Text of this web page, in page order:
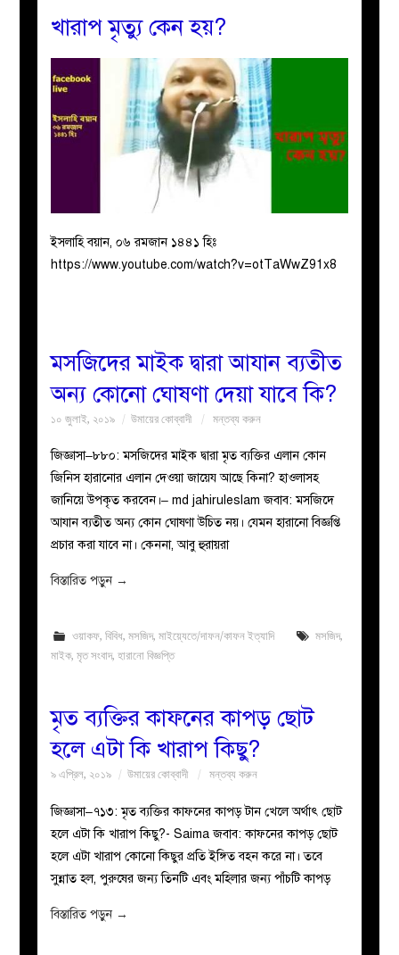
খারাপ মৃত্যু কেন হয়?
ইসলাহি বয়ান, ০৬ রমজান ১৪৪১ হিঃ
https://www.youtube.com/watch?v=otTaWwZ91x8
মসজিদের মাইক দ্বারা আযান ব্যতীত
অন্য কোনো ঘোষণা দেয়া যাবে কি?
১০ জুলাই, ২০১৯ উমায়ের কোব্বাদী মন্তব্য করুন
জিজ্ঞাসা–৮৮০: মসজিদের মাইক দ্বারা মৃত ব্যক্তির এলান কোন
জিনিস হারানোর এলান দেওয়া জায়েয আছে কিনা? হাওলাসহ
জানিয়ে উপকৃত করবেন।– md jahiruleslam জবাব: মসজিদে
আযান ব্যতীত অন্য কোন ঘোষণা উচিত নয়। যেমন হারানো বিজ্ঞপ্তি
প্রচার করা যাবে না। কেননা, আবু হুরায়রা
বিস্তারিত পড়ুন →
ওয়াকফ, বিবিধ, মসজিদ, মাইয়্যেতে/দাফন/কাফন ইত্যাদি মসজিদ,
মাইক,মৃত সংবাদ,হারানো বিজ্ঞপ্তি
মৃত ব্যক্তির কাফনের কাপড় ছোট
হলে এটা কি খারাপ কিছু?
৯ এপ্রিল, ২০১৯ উমায়ের কোব্বাদী মন্তব্য করুন
জিজ্ঞাসা–৭১৩: মৃত ব্যক্তির কাফনের কাপড় টান খেলে অর্থাৎ ছোট
হলে এটা কি খারাপ কিছু?- Saima জবাব: কাফনের কাপড় ছোট
হলে এটা খারাপ কোনো কিছুর প্রতি ইঙ্গিত বহন করে না। তবে
সুন্নাত হল, পুরুষের জন্য তিনটি এবং মহিলার জন্য পাঁচটি কাপড়
বিস্তারিত পড়ুন →